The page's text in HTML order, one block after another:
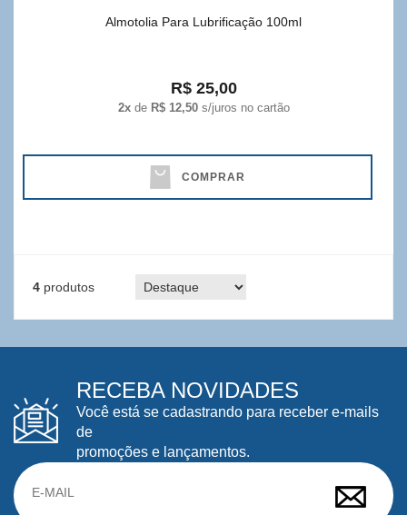
Almotolia Para Lubrificação 100ml
R$ 25,00
2xde R$ 12,50s/juros no cartão
COMPRAR
4 produtos
RECEBA NOVIDADES
Você está se cadastrando para receber e-mails
de
promoções e lançamentos.